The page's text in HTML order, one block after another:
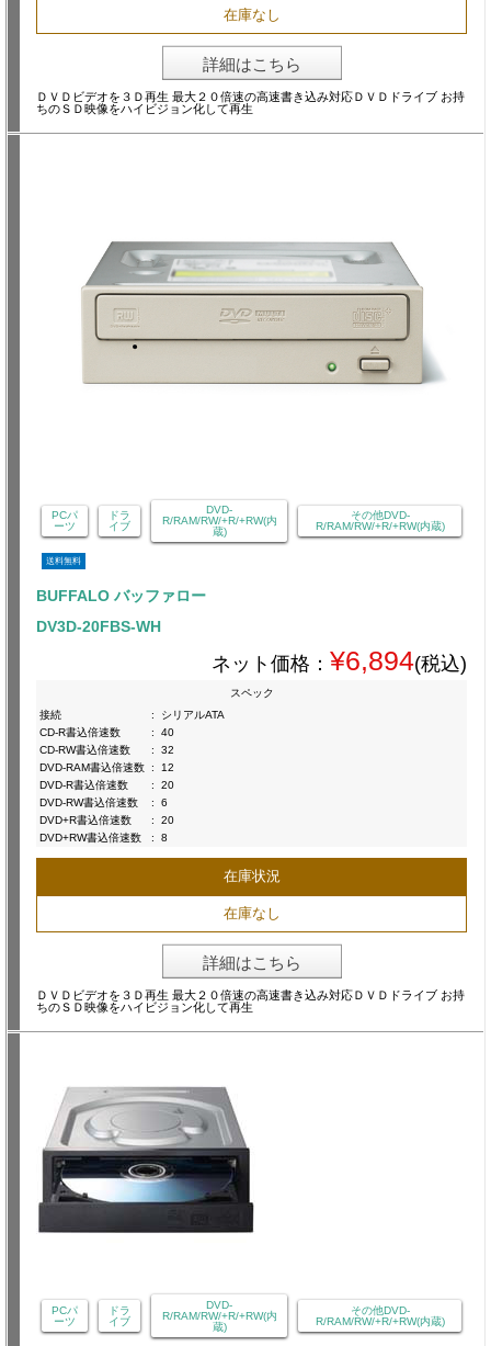
在庫なし
詳細はこちら
ＤＶＤビデオを３Ｄ再生 最大２０倍速の高速書き込み対応ＤＶＤドライブ お持
ちのＳＤ映像をハイビジョン化して再生
PCパ
ーツ
ドラ
イブ
DVD-
R/RAM/RW/+R/+RW(内
蔵)
その他DVD-
R/RAM/RW/+R/+RW(内蔵)
送料無料
BUFFALO バッファロー
DV3D-20FBS-WH
ネット価格： ¥6,894(税込)
スペック
接続
:
シリアルATA
CD-R書込倍速数
:
40
CD-RW書込倍速数
:
32
DVD-RAM書込倍速数 :
12
DVD-R書込倍速数
:
20
DVD-RW書込倍速数
:
6
DVD+R書込倍速数
:
20
DVD+RW書込倍速数
: 8
在庫状況
在庫なし
詳細はこちら
ＤＶＤビデオを３Ｄ再生 最大２０倍速の高速書き込み対応ＤＶＤドライブ お持
ちのＳＤ映像をハイビジョン化して再生
PCパ
ーツ
ドラ
イブ
DVD-
R/RAM/RW/+R/+RW(内
蔵)
その他DVD-
R/RAM/RW/+R/+RW(内蔵)